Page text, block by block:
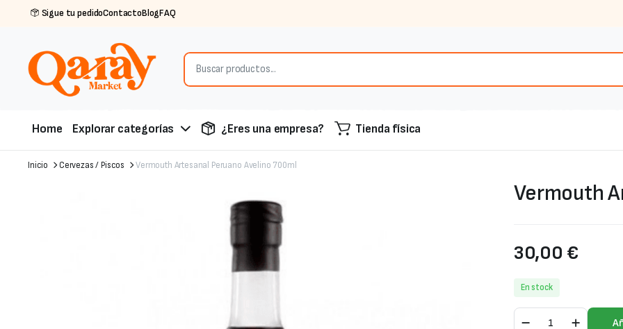
Sigue tu pedidoContactoBlogFAQ
Home Explorar categorías ¿Eres una empresa? Tienda física
Inicio Cervezas / Piscos Vermouth Artesanal Peruano Avelino 700ml
Vermouth
30,00 €
En stock